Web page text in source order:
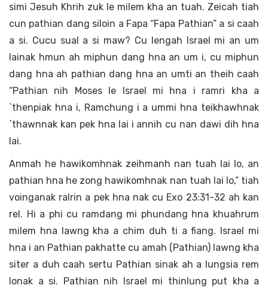
simi Jesuh Khrih zuk le milem kha an tuah. Zeicah tiah
cun pathian dang siloin a Fapa “Fapa Pathian” a si caah
a si. Cucu sual a si maw? Cu lengah Israel mi an um
lainak hmun ah miphun dang hna an um i, cu miphun
dang hna ah pathian dang hna an umti an theih caah
“Pathian nih Moses le Israel mi hna i ramri kha a
`thenpiak hna i, Ramchung i a ummi hna teikhawhnak
`thawnnak kan pek hna lai i annih cu nan dawi dih hna
lai.
Anmah he hawikomhnak zeihmanh nan tuah lai lo, an
pathian hna he zong hawikomhnak nan tuah lai lo,” tiah
voinganak ralrin a pek hna nak cu Exo 23:31-32 ah kan
rel. Hi a phi cu ramdang mi phundang hna khuahrum
milem hna lawng kha a chim duh ti a fiang. Israel mi
hna i an Pathian pakhatte cu amah (Pathian) lawng kha
siter a duh caah sertu Pathian sinak ah a lungsia rem
lonak a si. Pathian nih Israel mi thinlung put kha a